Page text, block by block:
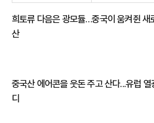
희토류 다음은 광모듈…중국이 움켜쥔 새
산
중국산 에어콘을 웃돈 주고 산다...유럽 열
디